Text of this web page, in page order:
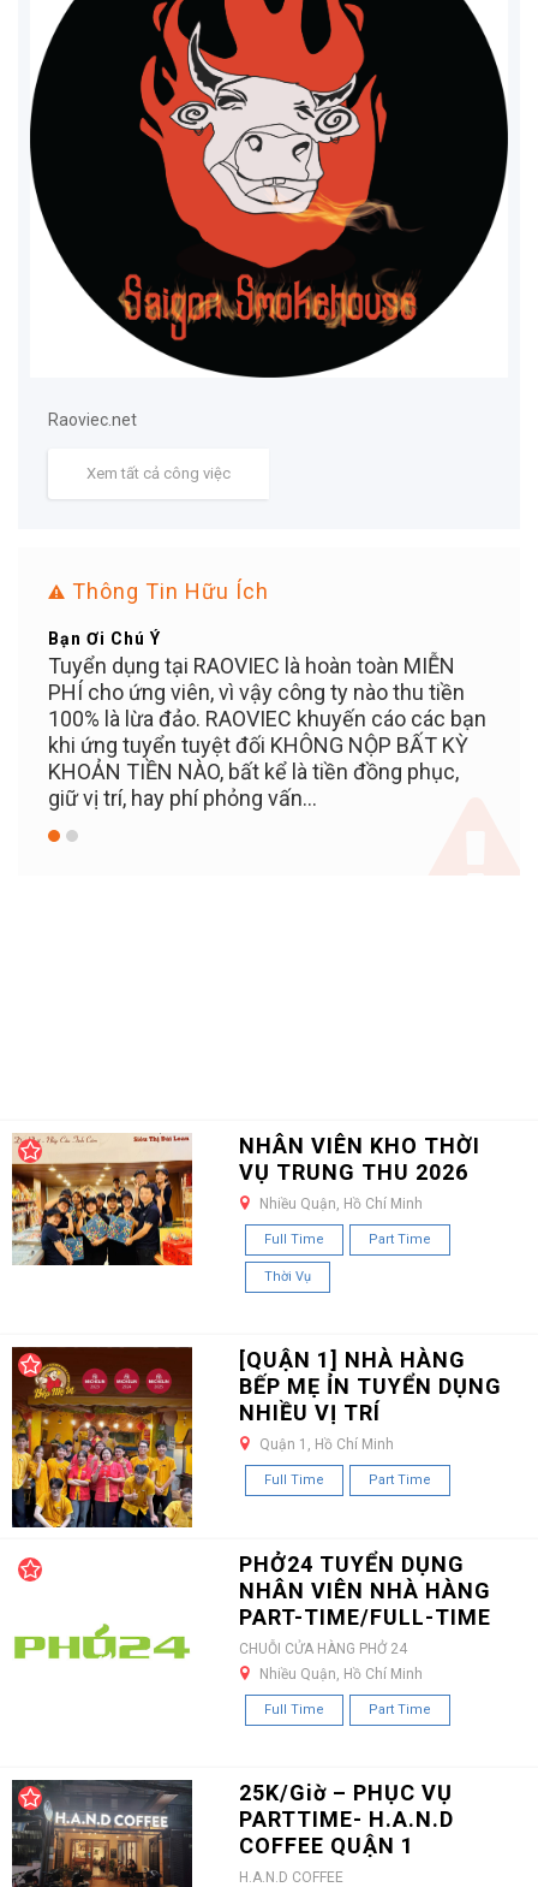
Raoviec.net
Xem tất cả công việc
Thông Tin Hữu Ích
Bạn Ơi Chú Ý
Tuyển dụng tại RAOVIEC là hoàn toàn MIỄN
PHÍ cho ứng viên, vì vậy công ty nào thu tiền
100% là lừa đảo. RAOVIEC khuyến cáo các bạn
khi ứng tuyển tuyệt đối KHÔNG NỘP BẤT KỲ
KHOẢN TIỀN NÀO, bất kể là tiền đồng phục,
giữ vị trí, hay phí phỏng vấn...
NHÂN VIÊN KHO THỜI
VỤ TRUNG THU 2026
Nhiều Quận, Hồ Chí Minh
Full Time Part Time
Thời Vụ
[QUẬN 1] NHÀ HÀNG
BẾP MẸ ỈN TUYỂN DỤNG
NHIỀU VỊ TRÍ
Quận 1, Hồ Chí Minh
Full Time Part Time
PHỞ24 TUYỂN DỤNG
NHÂN VIÊN NHÀ HÀNG
PART-TIME/FULL-TIME
CHUỖI CỬA HÀNG PHỞ 24
Nhiều Quận, Hồ Chí Minh
Full Time Part Time
25K/Giờ – PHỤC VỤ
PARTTIME- H.A.N.D
COFFEE QUẬN 1
H.A.N.D COFFEE